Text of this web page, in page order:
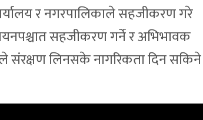
र नगरपालिकाले सहजीकरण गरे
सहजीकरण गर्ने र अभिभावक
संरक्षण लिनसके नागरिकता दिन सकिने